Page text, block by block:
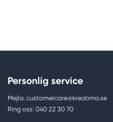
Personlig service
Mejla: customercare@kreatima.se
Ring oss: 040 22 30 70